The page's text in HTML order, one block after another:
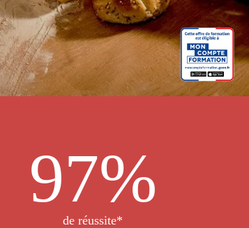
97%
de réussite*